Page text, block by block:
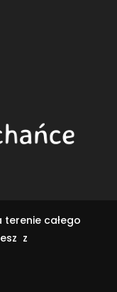
terenie całego
z